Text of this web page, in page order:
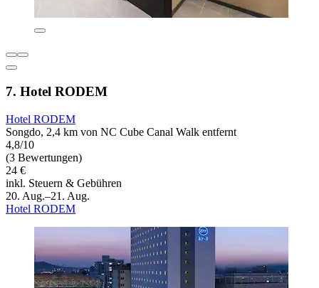
7. Hotel RODEM
Hotel RODEM
Songdo, 2,4 km von NC Cube Canal Walk entfernt
4,8/10
(3 Bewertungen)
24 €
inkl. Steuern & Gebühren
20. Aug.–21. Aug.
Hotel RODEM